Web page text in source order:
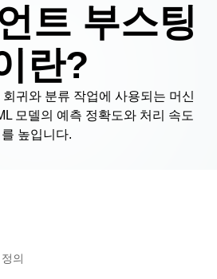
트 부스팅
란?
귀와 분류 작업에 사용되는 머신
모델의 예측 정확도와 처리 속도
를 높입니다.
의